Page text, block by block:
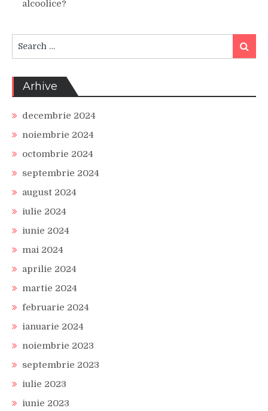
alcoolice?
for:
Search
Arhive
decembrie 2024
noiembrie 2024
octombrie 2024
septembrie 2024
august 2024
iulie 2024
iunie 2024
mai 2024
aprilie 2024
martie 2024
februarie 2024
ianuarie 2024
noiembrie 2023
septembrie 2023
iulie 2023
iunie 2023